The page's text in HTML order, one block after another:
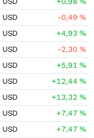
USD -0,49%
USD +4,93%
USD -2,30%
USD +5,91%
USD +12,44%
USD +13,32%
USD +7,47%
USD +7,47%